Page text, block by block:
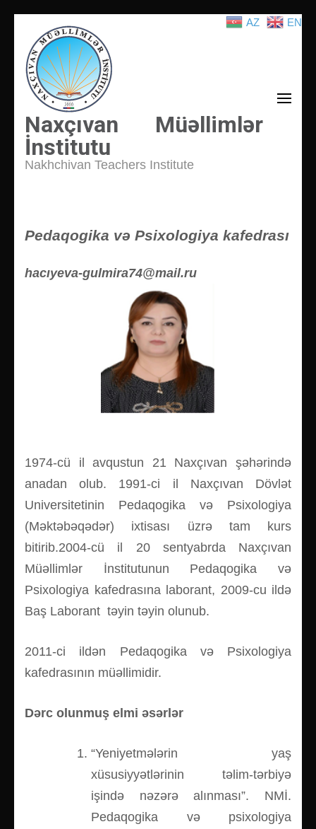
atla
(Enter
tuşuna
basın)
Naxçıvan Müəllimlər
İnstitutu
Nakhchivan Teachers Institute
Pedaqogika və Psixologiya kafedrası
hacıyeva-gulmira74@mail.ru
1974-cü il avqustun 21 Naxçıvan şəhərində
anadan olub. 1991-ci il Naxçıvan Dövlət
Universitetinin Pedaqogika və Psixologiya
(Məktəbəqədər) ixtisası üzrə tam kurs
bitirib.2004-cü il 20 sentyabrda Naxçıvan
Müəllimlər İnstitutunun Pedaqogika və
Psixologiya kafedrasına laborant, 2009-cu ildə
Baş Laborant təyin təyin olunub.
2011-ci ildən Pedaqogika və Psixologiya
kafedrasının müəllimidir.
Dərc olunmuş elmi əsərlər
“Yeniyetmələrin yaş
xüsusiyyətlərinin təlim-tərbiyə
işində nəzərə alınması”. NMİ.
Pedaqogika və psixologiya
AZ EN